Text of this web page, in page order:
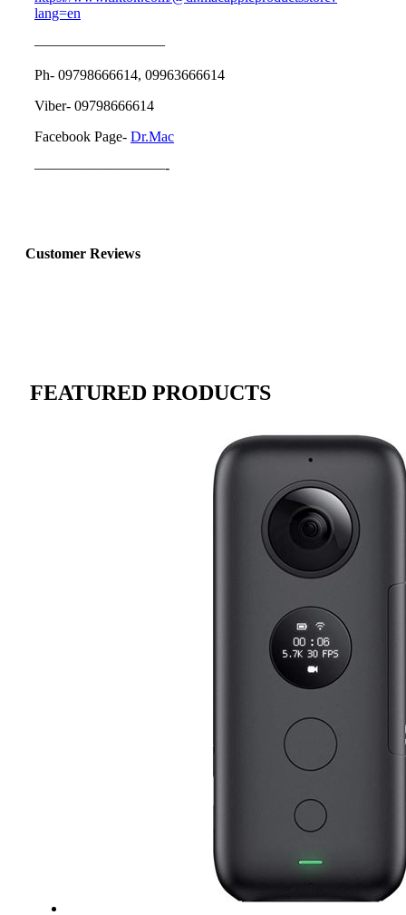
lang=en
—————————
Ph- 09798666614, 09963666614
Viber- 09798666614
Facebook Page- Dr.Mac
—————————-
Customer Reviews
FEATURED PRODUCTS